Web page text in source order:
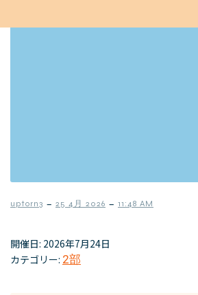
uptorn3 – 25 4月 2026 – 11:48 AM
開催日: 2026年7月24日
カテゴリー: 2部